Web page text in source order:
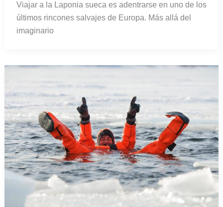
Viajar a la Laponia sueca es adentrarse en uno de los
últimos rincones salvajes de Europa. Más allá del
imaginario